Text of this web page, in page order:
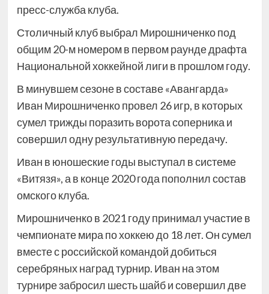
пресс-служба клуба.
Столичный клуб выбрал Мирошниченко под
общим 20-м номером в первом раунде драфта
Национальной хоккейной лиги в прошлом году.
В минувшем сезоне в составе «Авангарда»
Иван Мирошниченко провел 26 игр, в которых
сумел трижды поразить ворота соперника и
совершил одну результативную передачу.
Иван в юношеские годы выступал в системе
«Витязя», а в конце 2020 года пополнил состав
омского клуба.
Мирошниченко в 2021 году принимал участие в
чемпионате мира по хоккею до 18 лет. Он сумел
вместе с российской командой добиться
серебряных наград турнир. Иван на этом
турнире забросил шесть шайб и совершил две